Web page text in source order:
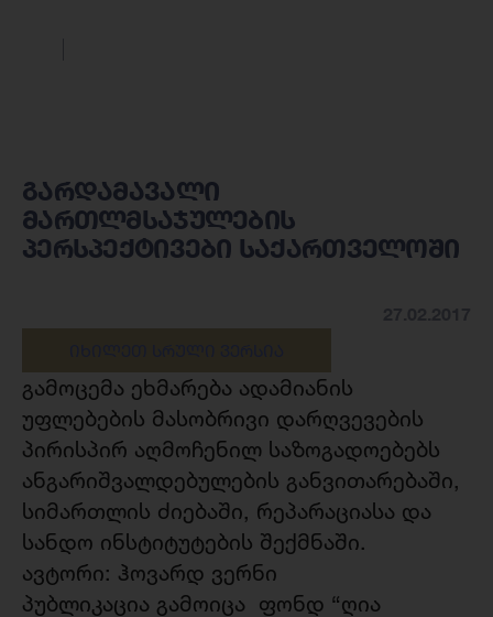
გარდამავალი
მართლმსაჯულების
პერსპექტივები საქართველოში
გამოცემა ეხმარება ადამიანის
უფლებების მასობრივი დარღვევების
პირისპირ აღმოჩენილ საზოგადოებებს
ანგარიშვალდებულების განვითარებაში,
სიმართლის ძიებაში, რეპარაციასა და
სანდო ინსტიტუტების შექმნაში.
ავტორი: ჰოვარდ ვერნი
პუბლიკაცია გამოიცა ფონდ “ღია